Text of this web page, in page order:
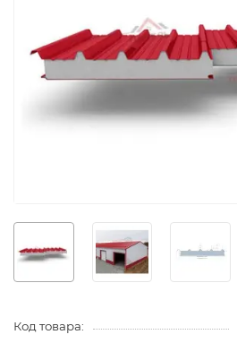
Код товара: